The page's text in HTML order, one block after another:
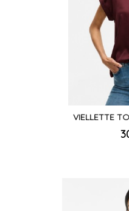
VIELLETTE